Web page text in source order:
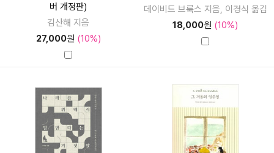
버 개정판)
김산해 지음
27,000원 (10%)
데이비드 브룩스 지음, 이경식 옮김
18,000원 (10%)